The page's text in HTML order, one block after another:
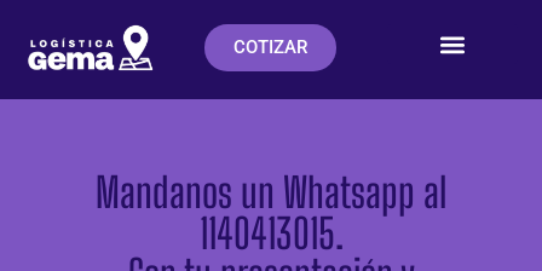
COTIZAR
Mandanos un Whatsapp al
1140413015.